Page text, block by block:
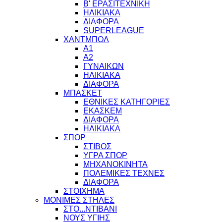
Β' ΕΡΑΣΙΤΕΧΝΙΚΗ
ΗΛΙΚΙΑΚΑ
ΔΙΑΦΟΡΑ
SUPERLEAGUE
ΧΑΝΤΜΠΟΛ
Α1
Α2
ΓΥΝΑΙΚΩΝ
ΗΛΙΚΙΑΚΑ
ΔΙΑΦΟΡΑ
ΜΠΑΣΚΕΤ
ΕΘΝΙΚΕΣ ΚΑΤΗΓΟΡΙΕΣ
ΕΚΑΣΚΕΜ
ΔΙΑΦΟΡΑ
ΗΛΙΚΙΑΚΑ
ΣΠΟΡ
ΣΤΙΒΟΣ
ΥΓΡΑ ΣΠΟΡ
ΜΗΧΑΝΟΚΙΝΗΤΑ
ΠΟΛΕΜΙΚΕΣ ΤΕΧΝΕΣ
ΔΙΑΦΟΡΑ
ΣΤΟΙΧΗΜΑ
ΜΟΝΙΜΕΣ ΣΤΗΛΕΣ
ΣΤΟ...ΝΤΙΒΑΝΙ
ΝΟΥΣ ΥΓΙΗΣ